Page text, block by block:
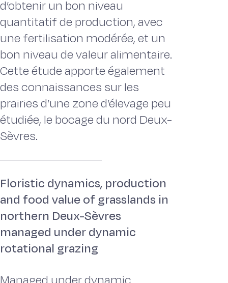
d’obtenir un bon niveau
quantitatif de production, avec
une fertilisation modérée, et un
bon niveau de valeur alimentaire.
Cette étude apporte également
des connaissances sur les
prairies d’une zone d’élevage peu
étudiée, le bocage du nord Deux-
Sèvres.
Floristic dynamics, production
and food value of grasslands in
northern Deux-Sèvres
managed under dynamic
rotational grazing